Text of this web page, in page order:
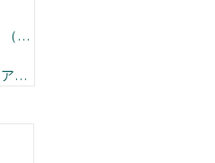
（14）
セキュリティ・コンプライアンス